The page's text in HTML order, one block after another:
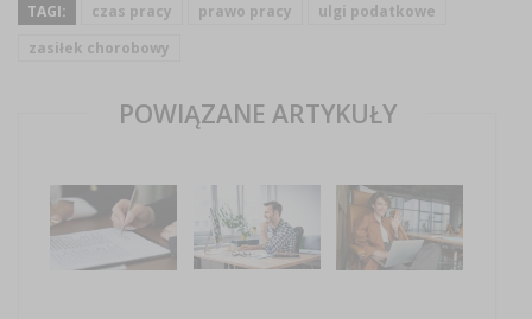
TAGI: czas pracy prawo pracy
ulgi podatkowe
zasiłek chorobowy
POWIĄZANE ARTYKUŁY